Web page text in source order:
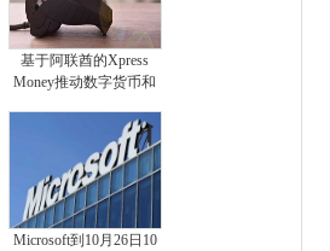
基于阿联酋的Xpress
Money推动数字货币和
Microsoft到10月26日10